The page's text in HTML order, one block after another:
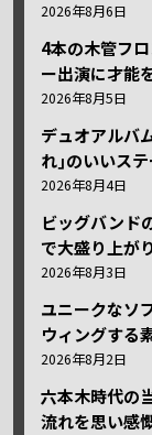
2026年8月6日
4本の木管フ
ー出演に才能
2026年8月5日
デュオアルバ
れ｣のいいス
2026年8月4日
ビッグバンド
で大盛り上がり
2026年8月3日
ユニークなソ
ウィングする
2026年8月2日
六本木時代の
流れを思い感